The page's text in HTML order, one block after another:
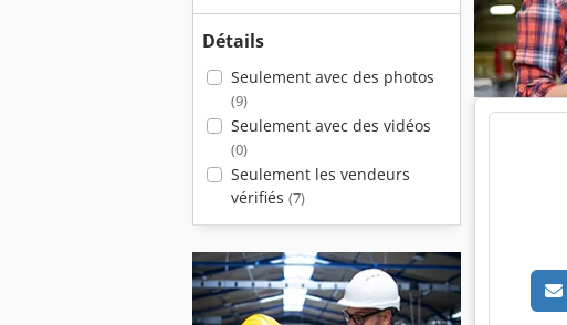
Détails
Seulement avec des photos
(9)
Seulement avec des vidéos
(0)
Seulement les vendeurs
vérifiés (7)